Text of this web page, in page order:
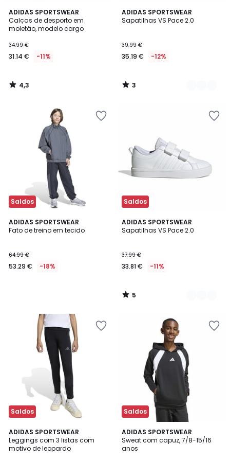
ADIDAS SPORTSWEAR
Calças de desporto em
moletão, modelo cargo
34.99 €
31.14 € -11%
4,3
/ 5
4,3
/
ADIDAS SPORTSWEAR
Sapatilhas VS Pace 2.0
39.99 €
35.19 € -12%
3
/
2
Cores
3
/
Saldos
ADIDAS SPORTSWEAR
Fato de treino em tecido
64.99 €
53.29 € -18%
Saldos
ADIDAS SPORTSWEAR
Sapatilhas VS Pace 2.0
37.99 €
33.81 € -11%
5
/
2
Cores
5
/
Saldos
ADIDAS SPORTSWEAR
Leggings com 3 listas com
motivo de leopardo
Saldos
ADIDAS SPORTSWEAR
Sweat com capuz, 7/8-15/16
anos